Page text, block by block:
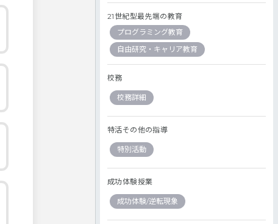
21世紀型最先端の教育
プログラミング教育
自由研究・キャリア教育
校務
校務詳細
特活その他の指導
特別活動
成功体験授業
成功体験/逆転現象